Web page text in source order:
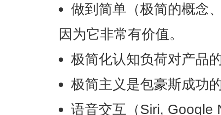
做到简单（极简的概念
因为它非常有价值。
极简化认知负荷对产品
极简主义是包豪斯成功
语音交互（Siri, Google